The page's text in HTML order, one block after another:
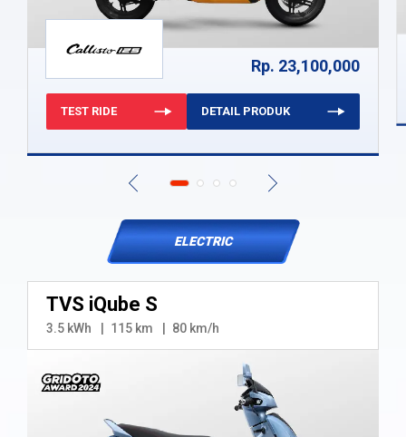
Rp. 23,100,000
TEST RIDE DETAIL PRODUK
ELECTRIC
TVS iQube S
3.5 kWh 115 km 80 km/h